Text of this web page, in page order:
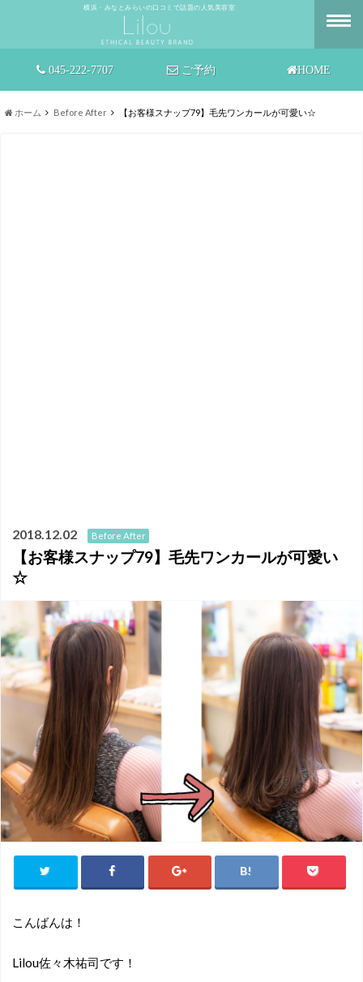
横浜・みなとみらいの口コミで話題の人気美容室
HOME
ご予約
045-222-7707
ホーム Before After 【お客様スナップ79】毛先ワンカールが可愛い☆
2018.12.02 Before After
【お客様スナップ79】毛先ワンカールが可愛い
☆
こんばんは！
Lilou佐々木祐司です！